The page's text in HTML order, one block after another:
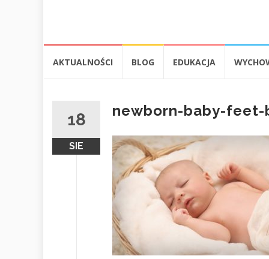
AKTUALNOŚCI BLOG EDUKACJA
18
SIE
newborn-baby-feet-